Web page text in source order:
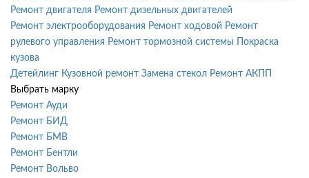
Ремонт двигателя Ремонт дизельных двигателей
Ремонт электрооборудования Ремонт ходовой Ремонт
рулевого управления Ремонт тормозной системы
Покраска
кузова
Детейлинг Кузовной ремонт Замена стекол Ремонт АКПП
Выбрать марку
Ремонт Ауди
Ремонт БИД
Ремонт БМВ
Ремонт Бентли
Ремонт Вольво